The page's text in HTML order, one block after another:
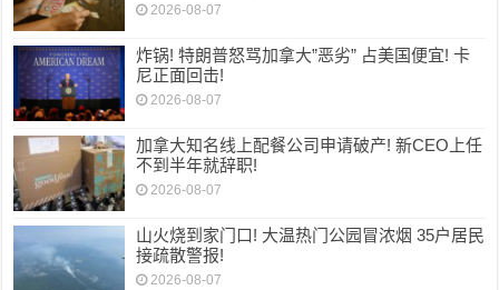
2026-08-07
炸锅! 特朗普怒骂加拿大”恶劣” 占美国便宜! 卡
尼正面回击!
2026-08-07
加拿大知名线上配餐公司申请破产! 新CEO上任
不到半年就辞职!
2026-08-07
山火烧到家门口! 大温热门公园冒浓烟 35户居民
接疏散警报!
2026-08-07